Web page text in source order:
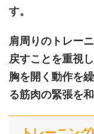
す。
肩周りのトレー
戻すことを重視
胸を開く動作を
る筋肉の緊張を和